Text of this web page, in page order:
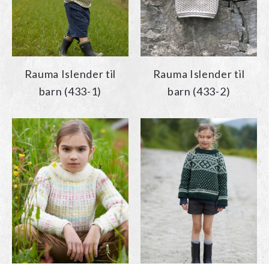
Rauma Islender til
barn (433-1)
Rauma Islender til
barn (433-2)